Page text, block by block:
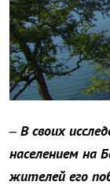
– В своих
населением на
жителей его